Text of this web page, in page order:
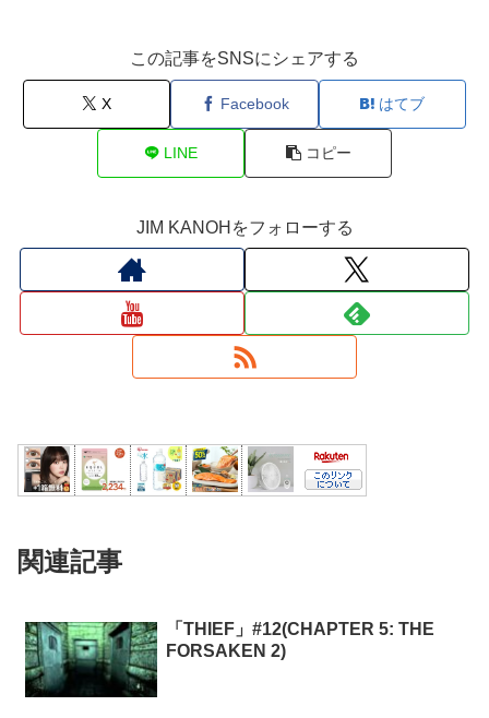
この記事をSNSにシェアする
X Facebook はてブ
LINE コピー
JIM KANOHをフォローする
関連記事
「THIEF」#12(CHAPTER 5: THE
FORSAKEN 2)